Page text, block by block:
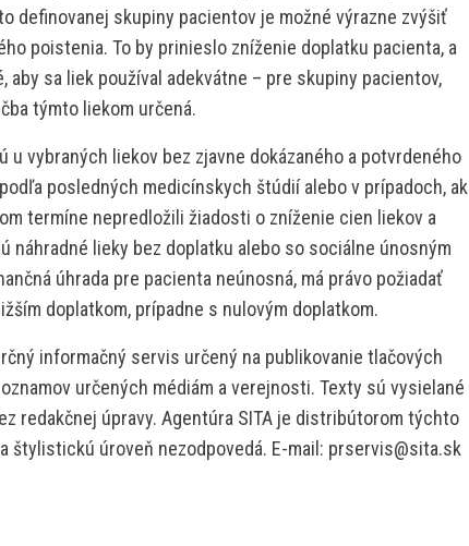
definovanej skupiny pacientov je možné výrazne zvýšiť
poistenia. To by prinieslo zníženie doplatku pacienta, a
aby sa liek používal adekvátne – pre skupiny pacientov,
týmto liekom určená.
u vybraných liekov bez zjavne dokázaného a potvrdeného
posledných medicínskych štúdií alebo v prípadoch, ak
termíne nepredložili žiadosti o zníženie cien liekov a
náhradné lieky bez doplatku alebo so sociálne únosným
úhrada pre pacienta neúnosná, má právo požiadať
doplatkom, prípadne s nulovým doplatkom.
informačný servis určený na publikovanie tlačových
určených médiám a verejnosti. Texty sú vysielané
redakčnej úpravy. Agentúra SITA je distribútorom týchto
štylistickú úroveň nezodpovedá. E-mail: prservis@sita.sk